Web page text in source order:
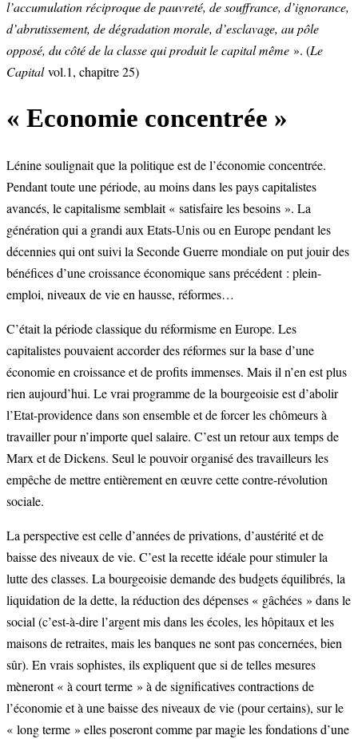
l’accumulation réciproque de pauvreté, de souffrance, d’ignorance,
d’abrutissement, de dégradation morale, d’esclavage, au pôle
opposé, du côté de la classe qui produit le capital même ». (Le
Capitalvol.1, chapitre 25)
« Economie concentrée »
Lénine soulignait que la politique est de l’économie concentrée.
Pendant toute une période, au moins dans les pays capitalistes
avancés, le capitalisme semblait « satisfaire les besoins ». La
génération qui a grandi aux Etats-Unis ou en Europe pendant les
décennies qui ont suivi la Seconde Guerre mondiale on put jouir des
bénéfices d’une croissance économique sans précédent : plein-
emploi, niveaux de vie en hausse, réformes…
C’était la période classique du réformisme en Europe. Les
capitalistes pouvaient accorder des réformes sur la base d’une
économie en croissance et de profits immenses. Mais il n’en est plus
rien aujourd’hui. Le vrai programme de la bourgeoisie est d’abolir
l’Etat-providence dans son ensemble et de forcer les chômeurs à
travailler pour n’importe quel salaire. C’est un retour aux temps de
Marx et de Dickens. Seul le pouvoir organisé des travailleurs les
empêche de mettre entièrement en œuvre cette contre-révolution
sociale.
La perspective est celle d’années de privations, d’austérité et de
baisse des niveaux de vie. C’est la recette idéale pour stimuler la
lutte des classes. La bourgeoisie demande des budgets équilibrés, la
liquidation de la dette, la réduction des dépenses « gâchées » dans le
social (c’est-à-dire l’argent mis dans les écoles, les hôpitaux et les
maisons de retraites, mais les banques ne sont pas concernées, bien
sûr). En vrais sophistes, ils expliquent que si de telles mesures
mèneront « à court terme » à de significatives contractions de
l’économie et à une baisse des niveaux de vie (pour certains), sur le
« long terme » elles poseront comme par magie les fondations d’une